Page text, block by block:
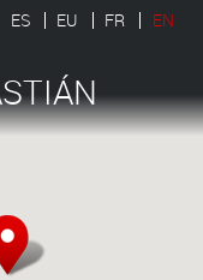
ES EU FR EN